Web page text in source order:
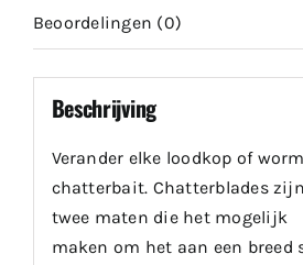
Beoordelingen (0)
Beschrijving
Verander elke loodkop of
chatterbait. Chatterblades
twee maten die het mogelijk
maken om het aan een breed